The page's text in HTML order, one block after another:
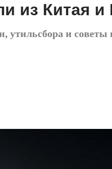
из Китая и
и советы